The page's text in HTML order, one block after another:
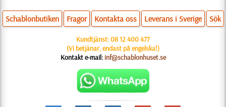
Schablonbutiken Fragor Kontakta oss Leverans i Sverige Sök
Kundtjänst:08 12 400 477
(Vi betjänar, endast på engelska!)
Kontakt e-mail: inf@schablonhuset.se